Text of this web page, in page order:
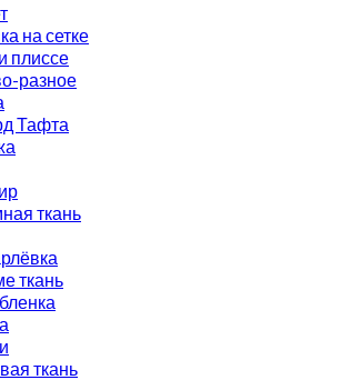
на сетке
плиссе
разное
Тафта
ткань
ткань
ткань